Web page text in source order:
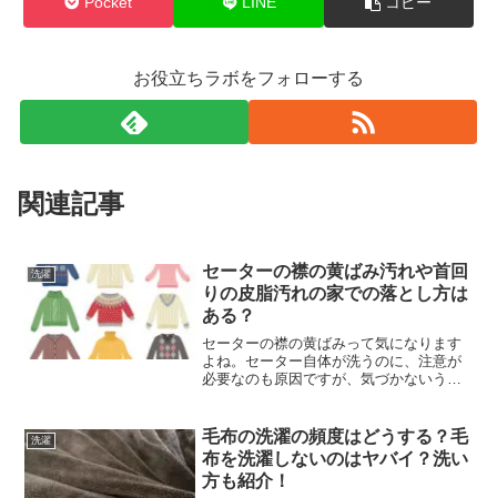
お役立ちラボをフォローする
関連記事
洗濯
セーターの襟の黄ばみ汚れや首回
りの皮脂汚れの家での落とし方は
ある？
セーターの襟の黄ばみって気になります
よね。セーター自体が洗うのに、注意が
必要なのも原因ですが、気づかないうち
った人もいるのでしょうか？冬はセータ
ーを着る機会も多いですし...
洗濯
毛布の洗濯の頻度はどうする？毛
布を洗濯しないのはヤバイ？洗い
方も紹介！